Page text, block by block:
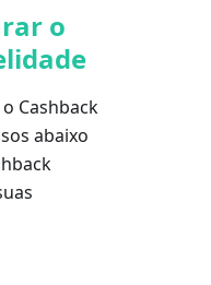
o
Cashback
abaixo